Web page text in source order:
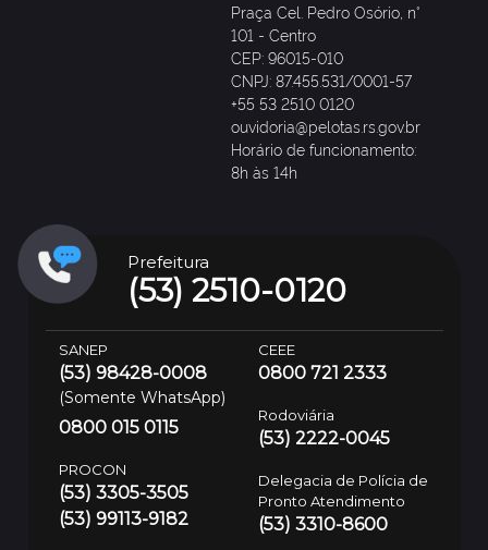
Praça Cel. Pedro Osório, n°
101 - Centro
CEP: 96015-010
CNPJ: 87.455.531/0001-57
+55 53 2510 0120
ouvidoria@pelotas.rs.gov.br
Horário de funcionamento:
8h às 14h
Prefeitura
(53) 2510-0120
SANEP
(53) 98428-0008
(Somente WhatsApp)
0800 015 0115
PROCON
(53) 3305-3505
(53) 99113-9182
CEEE
0800 721 2333
Rodoviária
(53) 2222-0045
Delegacia de Polícia de
Pronto Atendimento
(53) 3310-8600